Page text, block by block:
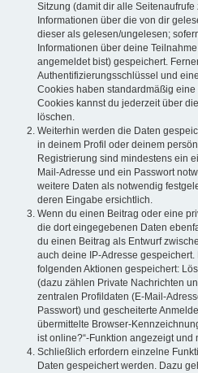
Sitzung (damit dir alle
Informationen über die von dir
dieser als gelesen/ungelesen;
Informationen über deine
angemeldet bist) gespeichert.
Authentifizierungsschlüssel und
Cookies haben standardmäßig eine
Cookies kannst du jederzeit über
löschen.
Weiterhin werden die Daten
in deinem Profil oder deinem
Registrierung sind mindestens ein
Mail-Adresse und ein Passwort
weitere Daten als notwendig
deren Eingabe ersichtlich.
Wenn du einen Beitrag oder eine
die dort eingegebenen Daten
du einen Beitrag als Entwurf
auch deine IP-Adresse
folgenden Aktionen gespeichert:
(dazu zählen Private Nachrichten
zentralen Profildaten (E-Mail-
Passwort) und gescheiterte
übermittelte Browser-
ist online?“-Funktion angezeigt und
Schließlich erfordern einzelne
Daten gespeichert werden. Dazu